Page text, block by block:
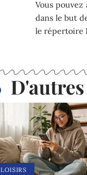
Vous
dans le but
le répertoire
LOISIRS